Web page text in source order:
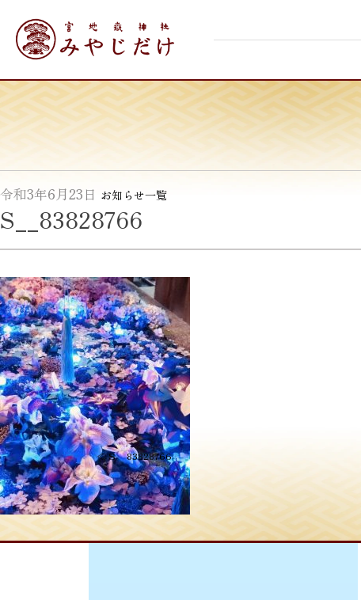
content
令和3年6月23日 お知らせ一覧
S__83828766
投
稿
ナ
ビ
≪S__83828766